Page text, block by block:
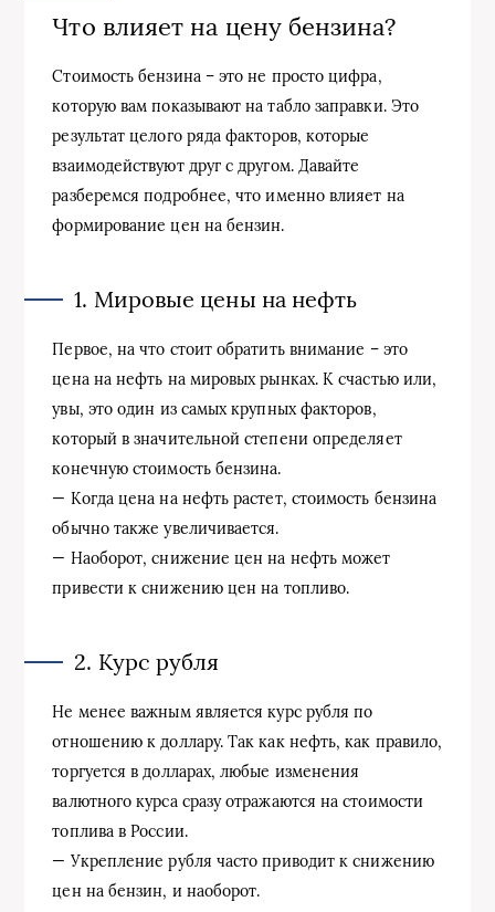
Что влияет на цену бензина?
Стоимость бензина – это не просто цифра,
которую вам показывают на табло заправки. Это
результат целого ряда факторов, которые
взаимодействуют друг с другом. Давайте
разберемся подробнее, что именно влияет на
формирование цен на бензин.
1. Мировые цены на нефть
Первое, на что стоит обратить внимание – это
цена на нефть на мировых рынках. К счастью или,
увы, это один из самых крупных факторов,
который в значительной степени определяет
конечную стоимость бензина.
— Когда цена на нефть растет, стоимость бензина
обычно также увеличивается.
— Наоборот, снижение цен на нефть может
привести к снижению цен на топливо.
2. Курс рубля
Не менее важным является курс рубля по
отношению к доллару. Так как нефть, как правило,
торгуется в долларах, любые изменения
валютного курса сразу отражаются на стоимости
топлива в России.
— Укрепление рубля часто приводит к снижению
цен на бензин, и наоборот.